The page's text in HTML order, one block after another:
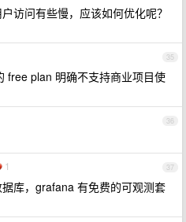
访问有些慢，应该如何优化呢？
35
free plan 明确不支持商业项目使
36
37
1
库，grafana 有免费的可观测套